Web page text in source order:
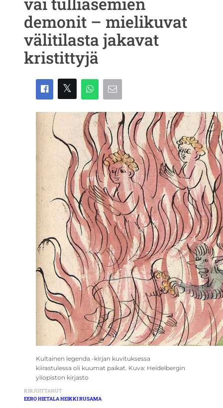
demonit – mielikuvat
välitilasta jakavat
kristittyjä
Kultainen legenda -kirjan kuvituksessa
kiirastulessa oli kuumat paikat. Kuva: Heidelbergin
yliopiston kirjasto
KIRJOITTANUT
EERO HIETALA HEIKKI RUSAMA